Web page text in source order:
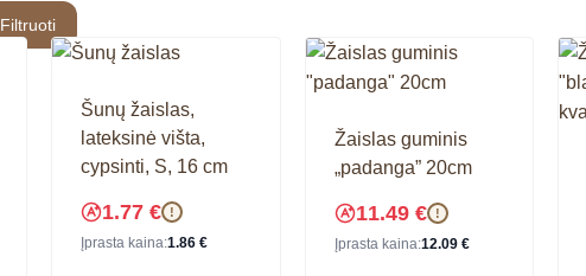
Filtruoti
Šunų žaislas,
lateksinė višta,
cypsinti, S, 16 cm
1.77 € !
Įprasta kaina:1.86 €
Žaislas guminis
„padanga” 20cm
11.49 € !
Įprasta kaina:12.09 €